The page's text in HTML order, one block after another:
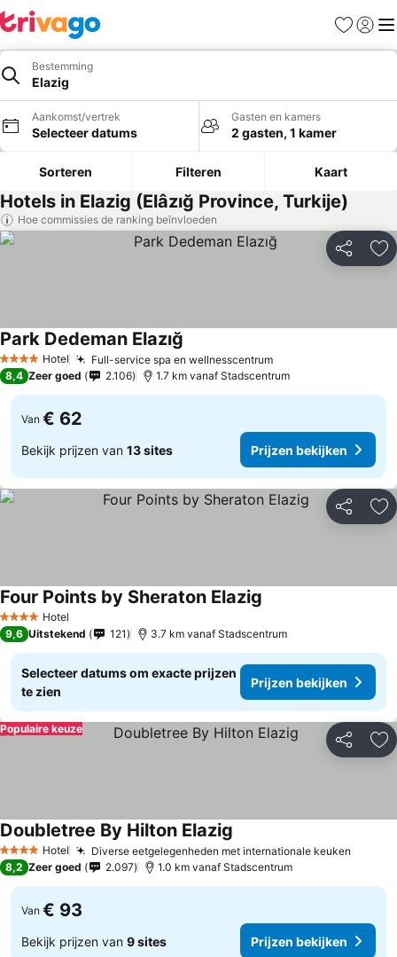
Favorieten
Bestemming
Elazig
Aankomst/vertrek
Selecteer datums
Gasten en kamers
2 gasten, 1 kamer
Sorteren Filteren Kaart
Hotels in Elazig (Elâzığ Province, Turkije)
Hoe commissies de ranking beïnvloeden
Delen
4 SterrenHotel Full-service spa en wellnesscentrum
Park Dedeman Elazığ
8,4 Zeer goed 2.106 1.7 km vanaf Stadscentrum
Van € 62
Bekijk prijzen van 13 sites Prijzen bekijken
Delen
4 SterrenHotel
Four Points by Sheraton Elazig
9,6 Uitstekend 121 3.7 km vanaf Stadscentrum
Selecteer datums om exacte prijzen
te zien
Prijzen bekijken
Delen
Populaire keuze
4 SterrenHotel Diverse eetgelegenheden met internationale keuken
Doubletree By Hilton Elazig
8,2 Zeer goed 2.097 1.0 km vanaf Stadscentrum
Van € 93
Bekijk prijzen van 9 sites Prijzen bekijken